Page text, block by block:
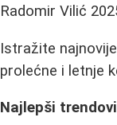
Radomir Vilić
Istražite
prolećne i letnje
Najlepši